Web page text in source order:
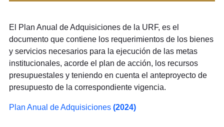
El Plan Anual de Adquisiciones de la URF, es el
documento que contiene los requerimientos de los bienes
y servicios necesarios para la ejecución de las metas
institucionales, acorde el plan de acción, los recursos
presupuestales y teniendo en cuenta el anteproyecto de
presupuesto de la correspondiente vigencia.
Plan Anual de Adquisiciones (2024)